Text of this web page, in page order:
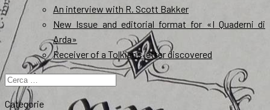
An interview with R. Scott Bakker
New Issue and editorial format for «I Quaderni di
Arda»
Receiver of a Tolkien’s letter discovered
Ricerca
per:
Categorie